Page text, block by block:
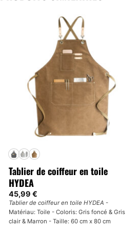
Tablier de coiffeur en toile
HYDEA
45,99€
Tablier de coiffeur en toile HYDEA -
Matériau: Toile - Coloris: Gris foncé & Gris
clair & Marron - Taille: 60 cm x 80 cm